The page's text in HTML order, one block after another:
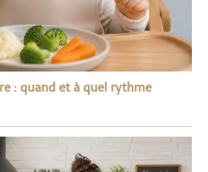
: quand et à quel rythme